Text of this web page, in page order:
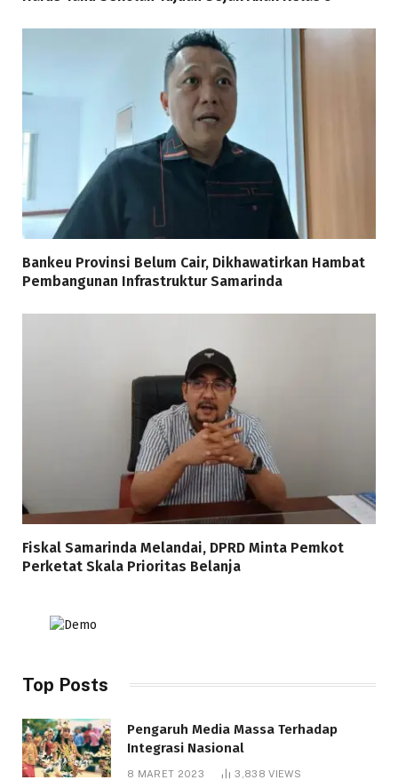
Bankeu Provinsi Belum Cair, Dikhawatirkan Hambat
Pembangunan Infrastruktur Samarinda
Fiskal Samarinda Melandai, DPRD Minta Pemkot
Perketat Skala Prioritas Belanja
Top Posts
Pengaruh Media Massa Terhadap
Integrasi Nasional
8 MARET 2023 3,838VIEWS